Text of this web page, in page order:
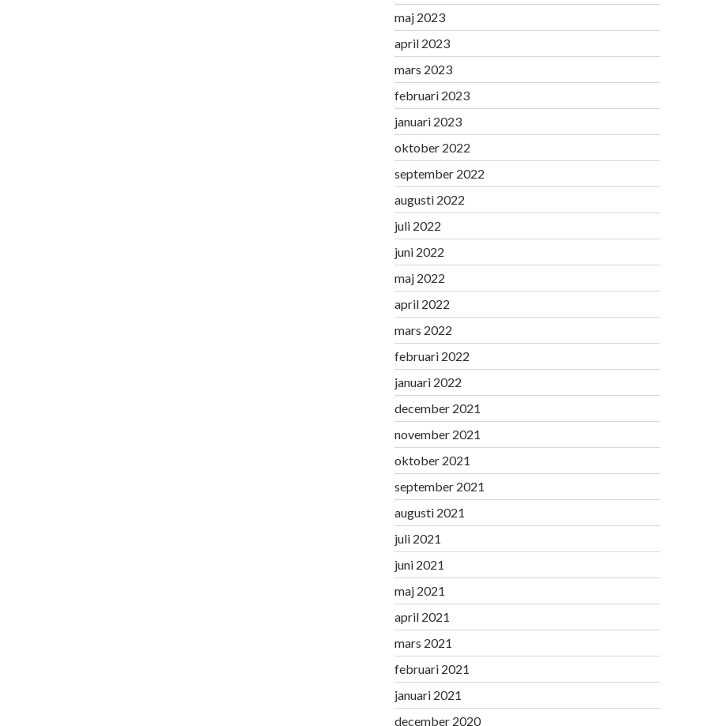
maj 2023
april 2023
mars 2023
februari 2023
januari 2023
oktober 2022
september 2022
augusti 2022
juli 2022
juni 2022
maj 2022
april 2022
mars 2022
februari 2022
januari 2022
december 2021
november 2021
oktober 2021
september 2021
augusti 2021
juli 2021
juni 2021
maj 2021
april 2021
mars 2021
februari 2021
januari 2021
december 2020